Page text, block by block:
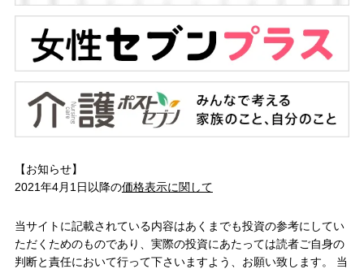
【お知らせ】
2021年4月1日以降の価格表示に関して
当サイトに記載されている内容はあくまでも投資の参考にしてい
ただくためのものであり、実際の投資にあたっては読者ご自身の
判断と責任において行って下さいますよう、お願い致します。 当